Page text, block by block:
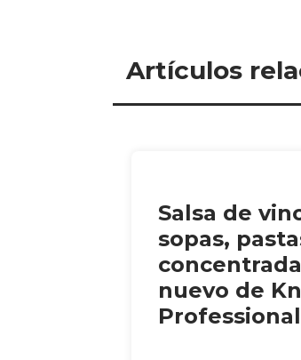
Artículos
Salsa de
sopas,
nuevo de
Professional